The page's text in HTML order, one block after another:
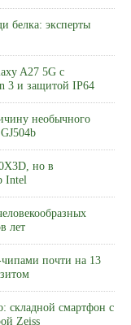
белка: эксперты
A27 5G с
3 и защитой IP64
необычного
но в
Intel
лет
почти на 13
складной смартфон с
Zeiss